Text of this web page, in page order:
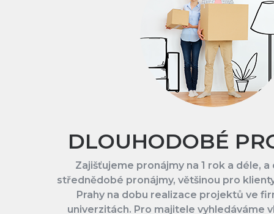
DLOUHODOBÉ
Zajišťujeme pronájmy na 1 rok a déle,
střednědobé pronájmy, většinou pro
Prahy na dobu realizace projektů ve
univerzitách. Pro majitele vyhledáváme